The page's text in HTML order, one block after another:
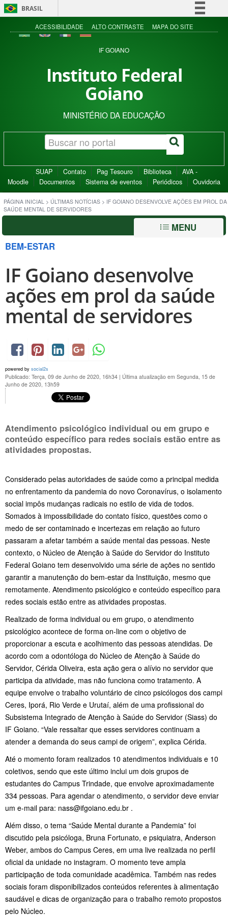
BRASIL
Simplifique!
Acesso à informação
ACESSIBILIDADE ALTO CONTRASTE MAPA DO SITE
IF GOIANO
Instituto Federal
Goiano
MINISTÉRIO DA EDUCAÇÃO
SUAP Contato Pag Tesouro Biblioteca
AVA -
Moodle
Documentos Sistema de eventos Periódicos Ouvidoria
PÁGINA INICIAL > ÚLTIMAS NOTÍCIAS > IF GOIANO DESENVOLVE AÇÕES EM PROL DA
SAÚDE MENTAL DE SERVIDORES
MENU
BEM-ESTAR
IF Goiano desenvolve
ações em prol da saúde
mental de servidores
powered by social2s
Publicado: Terça, 09 de Junho de 2020, 16h34 | Última atualização em Segunda, 15 de
Junho de 2020, 13h59
Atendimento psicológico individual ou em grupo e
conteúdo específico para redes sociais estão entre as
atividades propostas.
Considerado pelas autoridades de saúde como a principal medida
no enfrentamento da pandemia do novo Coronavírus, o isolamento
social impôs mudanças radicais no estilo de vida de todos.
Somados à impossibilidade do contato físico, questões como o
medo de ser contaminado e incertezas em relação ao futuro
passaram a afetar também a saúde mental das pessoas. Neste
contexto, o Núcleo de Atenção à Saúde do Servidor do Instituto
Federal Goiano tem desenvolvido uma série de ações no sentido
garantir a manutenção do bem-estar da Instituição, mesmo que
remotamente. Atendimento psicológico e conteúdo específico para
redes sociais estão entre as atividades propostas.
Realizado de forma individual ou em grupo, o atendimento
psicológico acontece de forma on-line com o objetivo de
proporcionar a escuta e acolhimento das pessoas atendidas. De
acordo com a odontóloga do Núcleo de Atenção à Saúde do
Servidor, Cérida Oliveira, esta ação gera o alívio no servidor que
participa da atividade, mas não funciona como tratamento. A
equipe envolve o trabalho voluntário de cinco psicólogos dos campi
Ceres, Iporá, Rio Verde e Urutaí, além de uma profissional do
Subsistema Integrado de Atenção à Saúde do Servidor (Siass) do
IF Goiano. “Vale ressaltar que esses servidores continuam a
atender a demanda do seus campi de origem”, explica Cérida.
Até o momento foram realizados 10 atendimentos individuais e 10
coletivos, sendo que este último inclui um dois grupos de
estudantes do Campus Trindade, que envolve aproximadamente
334 pessoas. Para agendar o atendimento, o servidor deve enviar
um e-mail para: nass@ifgoiano.edu.br .
Além disso, o tema “Saúde Mental durante a Pandemia” foi
discutido pela psicóloga, Bruna Fortunato, e psiquiatra, Anderson
Weber, ambos do Campus Ceres, em uma live realizada no perfil
oficial da unidade no instagram. O momento teve ampla
participação de toda comunidade acadêmica. Também nas redes
sociais foram disponibilizados conteúdos referentes à alimentação
saudável e dicas de organização para o trabalho remoto propostos
pelo Núcleo.